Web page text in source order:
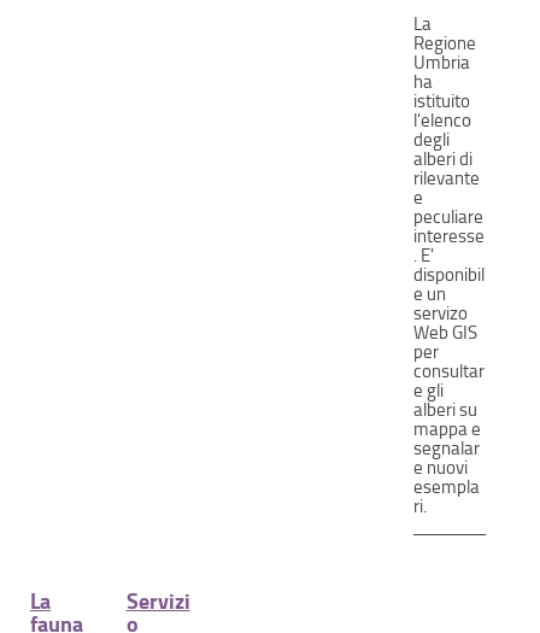
La
Regione
Umbria
ha
istituito
l'elenco
degli
alberi di
rilevante
e
peculiare
interesse
. E'
disponibil
e un
servizo
Web GIS
per
consultar
e gli
alberi su
mappa e
segnalar
e nuovi
esempla
ri.
La
fauna
Servizi
o